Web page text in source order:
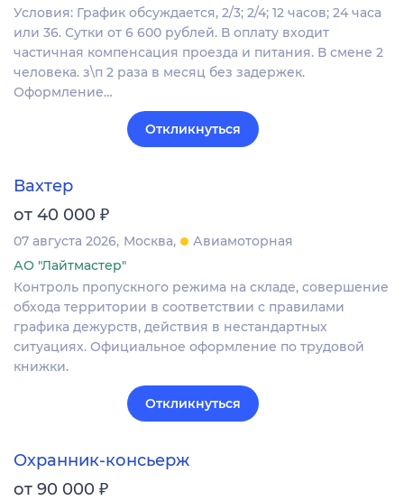
Условия: График обсуждается, 2/3; 2/4; 12 часов; 24 часа
или 36. Сутки от 6 600 рублей. В оплату входит
частичная компенсация проезда и питания. В смене 2
человека. з\п 2 раза в месяц без задержек.
Оформление…
Откликнуться
Вахтер
от 40 000 ₽
07 августа 2026 Москва
Авиамоторная
АО "Лайтмастер"
Контроль пропускного режима на складе, совершение
обхода территории в соответствии с правилами
графика дежурств, действия в нестандартных
ситуациях. Официальное оформление по трудовой
книжки.
Откликнуться
Охранник-консьерж
от 90 000 ₽